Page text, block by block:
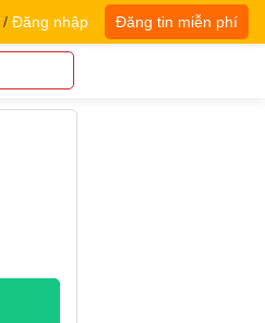
/ Đăng nhập Đăng tin miễn phí